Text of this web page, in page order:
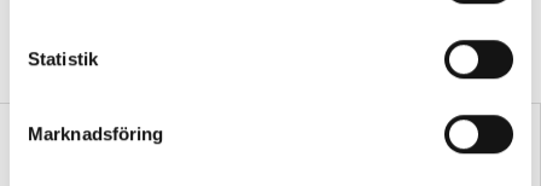
Statistik
Marknadsföring